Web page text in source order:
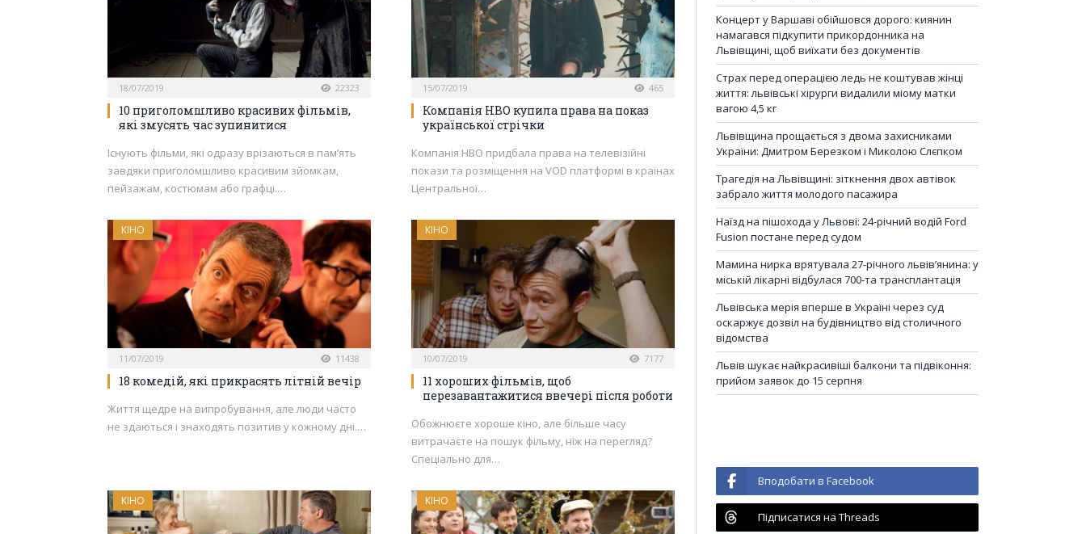
18/07/2019 22323
10 приголомшливо красивих фільмів,
які змусять час зупинитися
Існують фільми, які одразу врізаються в пам’ять
завдяки приголомшливо красивим зйомкам,
пейзажам, костюмам або графці.…
15/07/2019 465
Компанія HBO купила права на показ
української стрічки
Компанія HBO придбала права на телевізійні
покази та розміщення на VOD платформі в країнах
Центральної…
КІНО
11/07/2019 11438
18 комедій, які прикрасять літній вечір
Життя щедре на випробування, але люди часто
не здаються і знаходять позитив у кожному дні.…
КІНО
10/07/2019 7177
11 хороших фільмів, щоб
перезавантажитися ввечері після роботи
Обожнюєте хороше кіно, але більше часу
витрачаєте на пошук фільму, ніж на перегляд?
Спеціально для…
КІНО КІНО
Концерт у Варшаві обійшовся дорого: киянин
намагався підкупити прикордонника на
Львівщині, щоб виїхати без документів
Страх перед операцією ледь не коштував жінці
життя: львівські хірурги видалили міому матки
вагою 4,5 кг
Львівщина прощається з двома захисниками
України: Дмитром Березком і Миколою Слєпком
Трагедія на Львівщині: зіткнення двох автівок
забрало життя молодого пасажира
Наїзд на пішохода у Львові: 24-річний водій Ford
Fusion постане перед судом
Мамина нирка врятувала 27-річного львів’янина: у
міській лікарні відбулася 700-та трансплантація
Львівська мерія вперше в Україні через суд
оскаржує дозвіл на будівництво від столичного
відомства
Львів шукає найкрасивіші балкони та підвіконня:
прийом заявок до 15 серпня
Вподобати в Facebook
Підписатися на Threads